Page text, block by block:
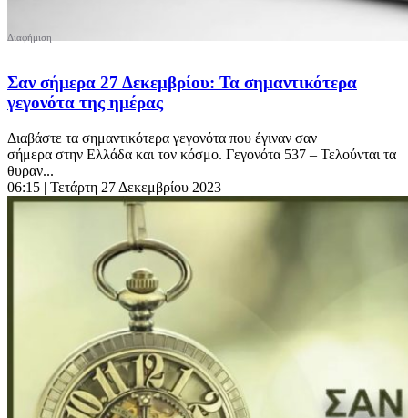
Σαν σήμερα 27 Δεκεμβρίου: Τα σημαντικότερα
γεγονότα της ημέρας
Διαβάστε τα σημαντικότερα γεγονότα που έγιναν σαν
σήμερα στην Ελλάδα και τον κόσμο. Γεγονότα 537 – Τελούνται τα
θυραν...
06:15 | Τετάρτη 27 Δεκεμβρίου 2023